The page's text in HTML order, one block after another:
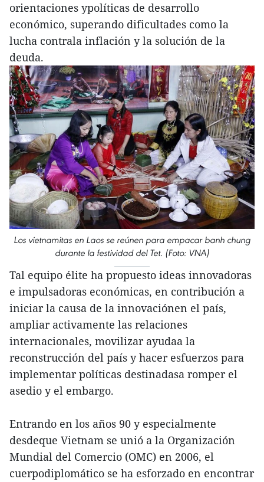
orientaciones ypolíticas de desarrollo
económico, superando dificultades como la
lucha contrala inflación y la solución de la
deuda.
Los vietnamitas en Laos se reúnen para empacar banh chung
durante la festividad del Tet. (Foto: VNA)
Tal equipo élite ha propuesto ideas innovadoras
e impulsadoras económicas, en contribución a
iniciar la causa de la innovaciónen el país,
ampliar activamente las relaciones
internacionales, movilizar ayudaa la
reconstrucción del país y hacer esfuerzos para
implementar políticas destinadasa romper el
asedio y el embargo.
Entrando en los años 90 y especialmente
desdeque Vietnam se unió a la Organización
Mundial del Comercio (OMC) en 2006, el
cuerpodiplomático se ha esforzado en encontrar